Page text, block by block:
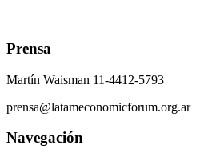
Prensa
Martín Waisman 11-4412-5793
prensa@latameconomicforum.org.ar
Navegación